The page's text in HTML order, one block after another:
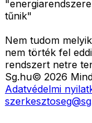
tűnik"
Nem tudom
nem törték fel
rendszert netre
Sg.hu© 2026
Adatvédelmi